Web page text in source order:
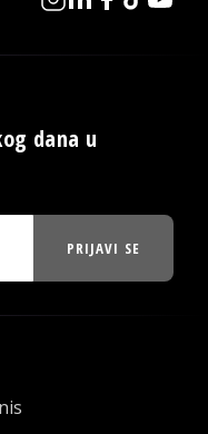
dana u
PRIJAVI SE